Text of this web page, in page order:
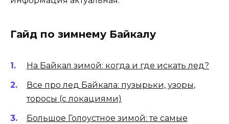
Гайд по зимнему Байкалу
На Байкал зимой: когда и где искать лед?
Все про лед Байкала: пузырьки, узоры,
торосы (с локациями)
Большое Голоустное зимой: те самые